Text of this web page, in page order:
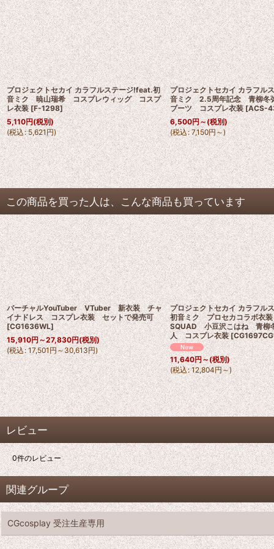
プロジェクトセカイ カラフルステージ!feat.初
音ミク 暁山瑞希 コスプレウィッグ コスプ
レ衣装 [F-1298]
5,110円(税別)
(税込: 5,621円)
プロジェクトセカイ カラフル
音ミク 2.5周年記念 青柳冬
ブーツ コスプレ衣装 [ACS-
6,500円～(税別)
(税込: 7,150円～)
この商品を買った人は、こんな商品も買っています
バーチャルYouTuber VTuber 新衣装 チャ
イナドレス コスプレ衣装 セットで発売可
[CG1636WL]
15,910円～27,830円(税別)
(税込: 17,501円～30,613円)
プロジェクトセカイ カラフル
初音ミク プロセカコラボ衣
SQUAD 小豆沢こはね 青柳
人 コスプレ衣装 [
11,640円～(税別)
(税込: 12,804円～)
レビュー
0件のレビュー
関連グループ
CGcosplay 受注生産専用